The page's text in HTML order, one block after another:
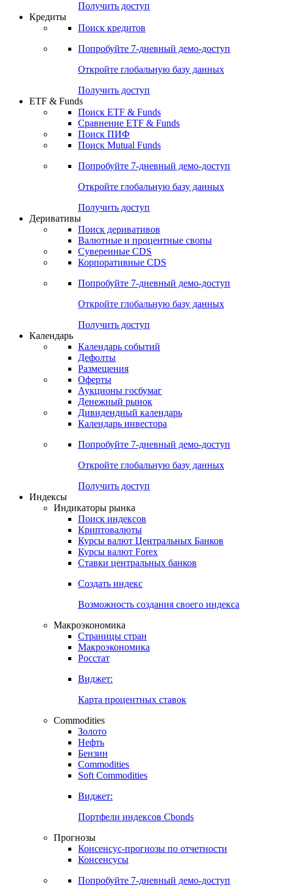
Получить доступ
Кредиты
Поиск кредитов
Попробуйте 7-дневный демо-доступ
Откройте глобальную базу данных
Получить доступ
ETF & Funds
Поиск ETF & Funds
Сравнение ETF & Funds
Поиск ПИФ
Поиск Mutual Funds
Попробуйте 7-дневный демо-доступ
Откройте глобальную базу данных
Получить доступ
Деривативы
Поиск деривативов
Валютные и процентные свопы
Суверенные CDS
Корпоративные CDS
Попробуйте 7-дневный демо-доступ
Откройте глобальную базу данных
Получить доступ
Календарь
Календарь событий
Дефолты
Размещения
Оферты
Аукционы госбумаг
Денежный рынок
Дивидендный календарь
Календарь инвестора
Попробуйте 7-дневный демо-доступ
Откройте глобальную базу данных
Получить доступ
Индексы
Индикаторы рынка
Поиск индексов
Криптовалюты
Курсы валют Центральных Банков
Курсы валют Forex
Ставки центральных банков
Создать индекс
Возможность создания своего индекса
Макроэкономика
Страницы стран
Макроэкономика
Росстат
Виджет:
Карта процентных ставок
Commodities
Золото
Нефть
Бензин
Commodities
Soft Commodities
Виджет:
Портфели индексов Cbonds
Прогнозы
Консенсус-прогнозы по отчетности
Консенсусы
Попробуйте 7-дневный демо-доступ